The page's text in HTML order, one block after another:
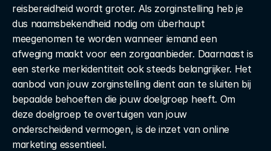
reisbereidheid wordt groter. Als zorginstelling heb je
dus naamsbekendheid nodig om überhaupt
meegenomen te worden wanneer iemand een
afweging maakt voor een zorgaanbieder. Daarnaast is
een sterke merkidentiteit ook steeds belangrijker. Het
aanbod van jouw zorginstelling dient aan te sluiten bij
bepaalde behoeften die jouw doelgroep heeft. Om
deze doelgroep te overtuigen van jouw
onderscheidend vermogen, is de inzet van online
marketing essentieel.